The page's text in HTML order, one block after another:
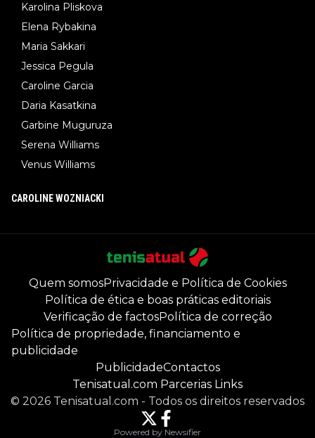
Karolina Pliskova
Elena Rybakina
Maria Sakkari
Jessica Pegula
Caroline Garcia
Daria Kasatkina
Garbine Muguruza
Serena Williams
Venus Williams
CAROLINE WOZNIACKI
Quem somosPrivacidade e Política de Cookies
Política de ética e boas práticas editoriais
Verificação de factosPolítica de correção
Política de propriedade, financiamento e
publicidade
PublicidadeContactos
Tenisatual.com Parcerias Links
© 2026 Tenisatual.com - Todos os direitos reservados
Powered by Newsifier